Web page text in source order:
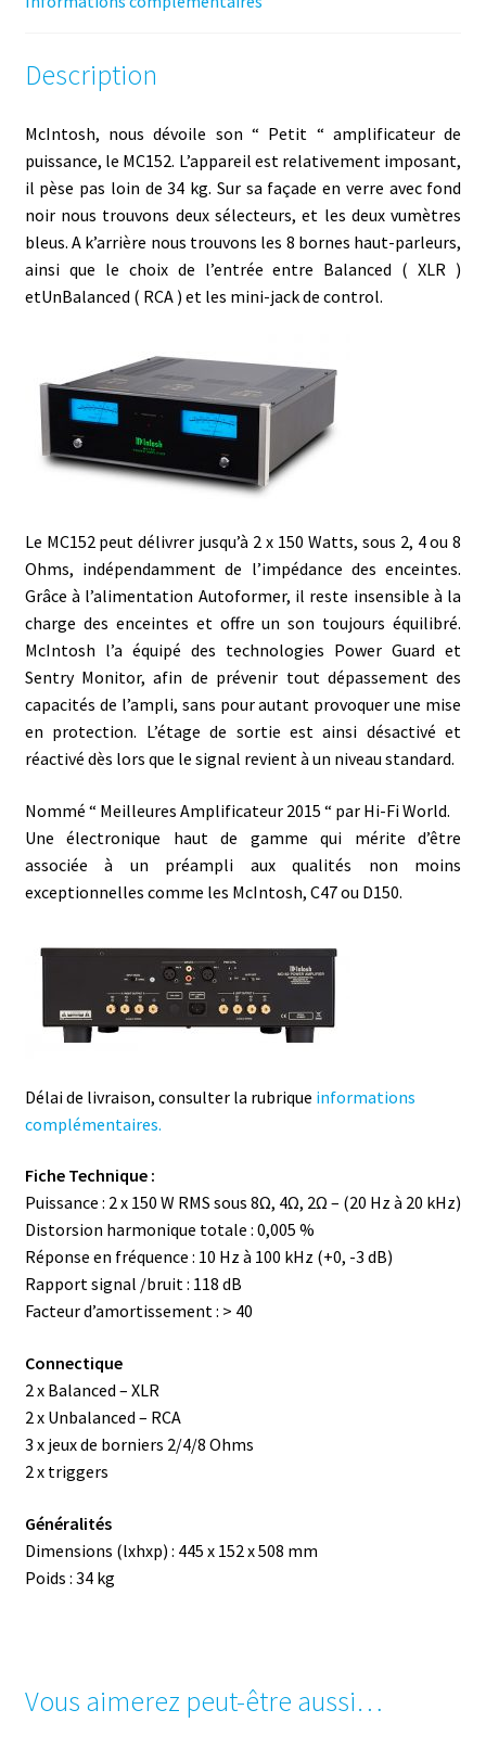
Description
McIntosh, nous dévoile son “ Petit “ amplificateur de
puissance, le MC152. L’appareil est relativement imposant,
il pèse pas loin de 34 kg. Sur sa façade en verre avec fond
noir nous trouvons deux sélecteurs, et les deux vumètres
bleus. A k’arrière nous trouvons les 8 bornes haut-parleurs,
ainsi que le choix de l’entrée entre Balanced ( XLR )
etUnBalanced ( RCA ) et les mini-jack de control.
Le MC152 peut délivrer jusqu’à 2 x 150 Watts, sous 2, 4 ou 8
Ohms, indépendamment de l’impédance des enceintes.
Grâce à l’alimentation Autoformer, il reste insensible à la
charge des enceintes et offre un son toujours équilibré.
McIntosh l’a équipé des technologies Power Guard et
Sentry Monitor, afin de prévenir tout dépassement des
capacités de l’ampli, sans pour autant provoquer une mise
en protection. L’étage de sortie est ainsi désactivé et
réactivé dès lors que le signal revient à un niveau standard.
Nommé “ Meilleures Amplificateur 2015 “ par Hi-Fi World.
Une électronique haut de gamme qui mérite d’être
associée à un préampli aux qualités non moins
exceptionnelles comme les McIntosh, C47 ou D150.
Délai de livraison, consulter la rubrique informations
complémentaires.
Fiche Technique :
Puissance : 2 x 150 W RMS sous 8Ω, 4Ω, 2Ω – (20 Hz à 20 kHz)
Distorsion harmonique totale : 0,005 %
Réponse en fréquence : 10 Hz à 100 kHz (+0, -3 dB)
Rapport signal /bruit : 118 dB
Facteur d’amortissement : > 40
Connectique
2 x Balanced – XLR
2 x Unbalanced – RCA
3 x jeux de borniers 2/4/8 Ohms
2 x triggers
Généralités
Dimensions (lxhxp) : 445 x 152 x 508 mm
Poids : 34 kg
Vous aimerez peut-être aussi…